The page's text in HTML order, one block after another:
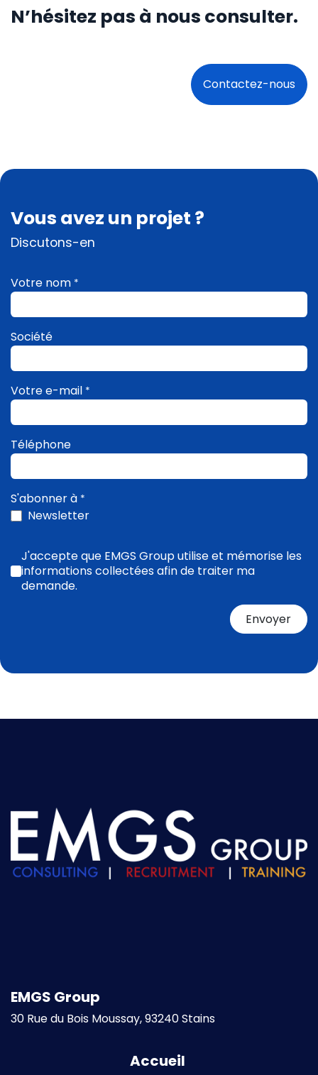
N’hésitez pas à nous consulter.
Contactez-nous
Vous avez un projet ?
Discutons-en
Votre nom *
Société
Votre e-mail *
Téléphone
S'abonner à *
Newsletter
J'accepte que EMGS Group utilise et mémorise les
informations collectées afin de traiter ma
demande.
Envoyer
EMGS Group
30 Rue du Bois Moussay, 93240 Stains
Accueil